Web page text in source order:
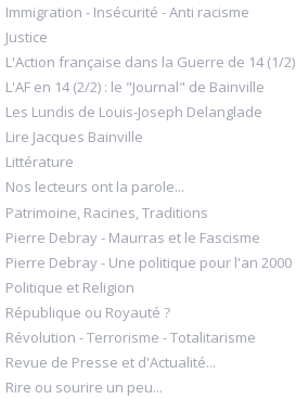
Immigration - Insécurité - Anti racisme
Justice
L'Action française dans la Guerre de 14 (1/2)
L'AF en 14 (2/2) : le "Journal" de Bainville
Les Lundis de Louis-Joseph Delanglade
Lire Jacques Bainville
Littérature
Nos lecteurs ont la parole...
Patrimoine, Racines, Traditions
Pierre Debray - Maurras et le Fascisme
Pierre Debray - Une politique pour l'an 2000
Politique et Religion
République ou Royauté ?
Révolution - Terrorisme - Totalitarisme
Revue de Presse et d'Actualité...
Rire ou sourire un peu...